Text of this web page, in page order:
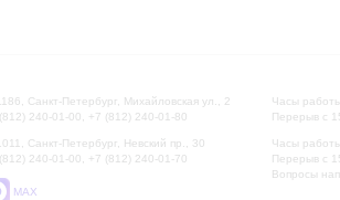
Санкт-Петербург, Михайловская ул., 2
240-01-00, +7 (812) 240-01-80
Санкт-Петербург, Невский пр., 30
240-01-00, +7 (812) 240-01-70
MAX
Часы
Перерыв с
Часы
Перерыв с
Вопросы